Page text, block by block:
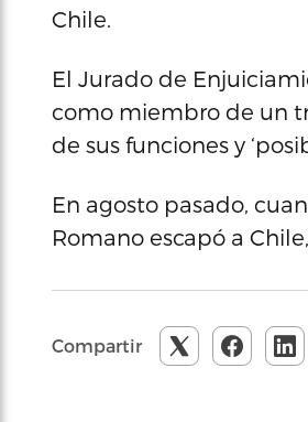
Chile.
El Jurado de
como miembro de un
de sus funciones y
En agosto pasado,
Romano escapó a
Compartir